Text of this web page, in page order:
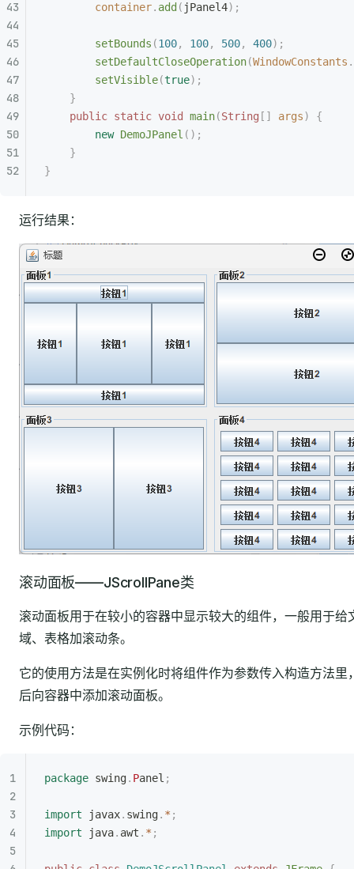
        container
. add ( jPanel4);
        setBounds
(100, 100, 500, 400);
        setDefaultCloseOperation
(WindowConstants .
        setVisible
(true);
    }
    public
static void main(String [] args)
{
        new
DemoJPanel ();
    }
}
运行结果：
滚动面板——JScrollPane类
滚动面板用于在较小的容器中显示较大的组件，一般用于给
域、表格加滚动条。
它的使用方法是在实例化时将组件作为参数传入构造方法里
后向容器中添加滚动面板。
示例代码：
package swing. Panel ;
import javax. swing. * ;
import java. awt . * ;